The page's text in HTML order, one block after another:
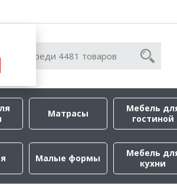
Матрасы
Мебель
гостиной
Малые формы
Мебель
кухни